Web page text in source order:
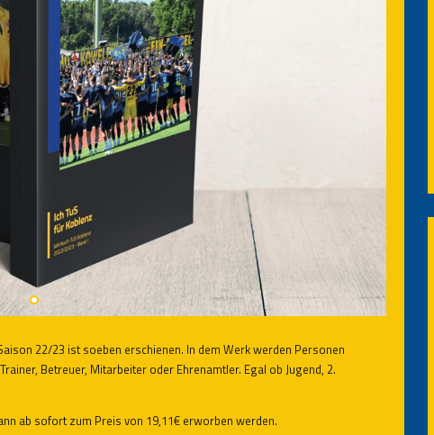
22/23 ist soeben erschienen. In dem Werk werden Personen
Betreuer, Mitarbeiter oder Ehrenamtler. Egal ob Jugend, 2.
ab sofort zum Preis von 19,11€ erworben werden.